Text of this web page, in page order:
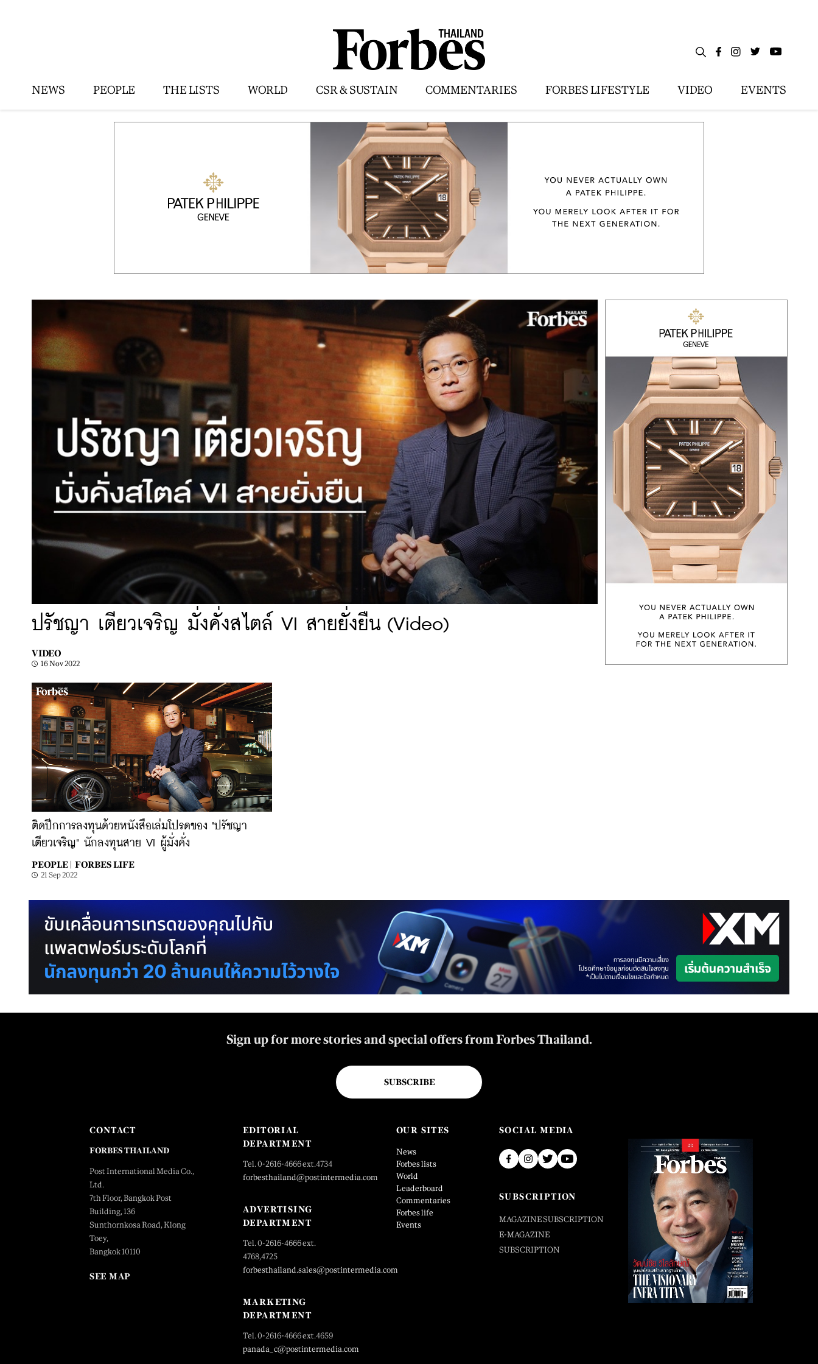
NEWS PEOPLE THE LISTS WORLD CSR & SUSTAIN COMMENTARIES FORBES LIFESTYLE VIDEO EVENTS
ปรัชญา เตียวเจริญ มั่งคั่งสไตล์ VI สายยั่งยืน (Video)
VIDEO
16 Nov 2022
ติดปีกการลงทุนด้วยหนังสือเล่มโปรดของ "ปรัชญา
เตียวเจริญ" นักลงทุนสาย VI ผู้มั่งคั่ง
PEOPLE | FORBES LIFE
21 Sep 2022
Sign up for more stories and special offers from Forbes Thailand.
SUBSCRIBE
CONTACT
FORBES THAILAND
Post International Media Co.,
Ltd.
7th Floor, Bangkok Post
Building, 136
Sunthornkosa Road, Klong
Toey,
Bangkok 10110
SEE MAP
EDITORIAL
DEPARTMENT
Tel. 0-2616-4666 ext.4734
forbesthailand@postintermedia.com
ADVERTISING
DEPARTMENT
Tel. 0-2616-4666 ext.
4768,4725
forbesthailand.sales@postintermedia.com
MARKETING
DEPARTMENT
Tel. 0-2616-4666 ext.4659
panada_c@postintermedia.com
OUR SITES
News
Forbes lists
World
Leaderboard
Commentaries
Forbes life
Events
SOCIAL MEDIA
SUBSCRIPTION
MAGAZINE SUBSCRIPTION
E-MAGAZINE
SUBSCRIPTION